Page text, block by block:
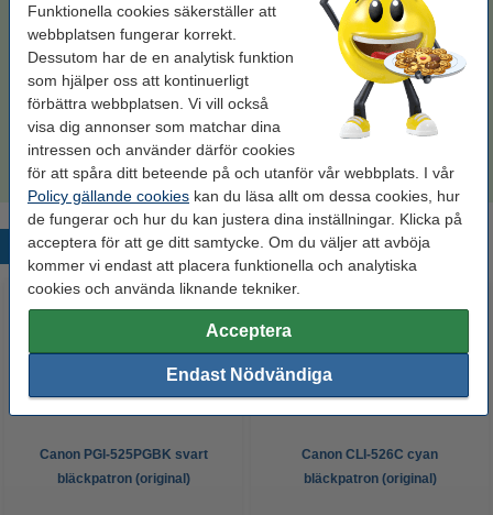
Funktionella cookies säkerställer att
webbplatsen fungerar korrekt.
Dessutom har de en analytisk funktion
som hjälper oss att kontinuerligt
förbättra webbplatsen. Vi vill också
visa dig annonser som matchar dina
intressen och använder därför cookies
för att spåra ditt beteende på och utanför vår webbplats. I vår
Policy gällande cookies kan du läsa allt om dessa cookies, hur
de fungerar och hur du kan justera dina inställningar. Klicka på
acceptera för att ge ditt samtycke. Om du väljer att avböja
kommer vi endast att placera funktionella och analytiska
cookies och använda liknande tekniker.
Acceptera
Endast Nödvändiga
Tips: Beställ multipack!
Köpmultipackför endast
725 kr
Populära produkter
Canon PGI-525PGBK svart
bläckpatron (original)
Canon CLI-526C cyan
bläckpatron (original)